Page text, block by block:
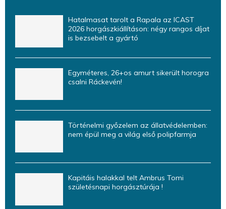
Hatalmasat tarolt a Rapala az ICAST
2026 horgászkiállításon: négy rangos díjat
is bezsebelt a gyártó
Egyméteres, 26+os amurt sikerült horogra
csalni Ráckevén!
Történelmi győzelem az állatvédelemben:
nem épül meg a világ első polipfarmja
Kapitáis halakkal telt Ambrus Tomi
születésnapi horgásztúrája !